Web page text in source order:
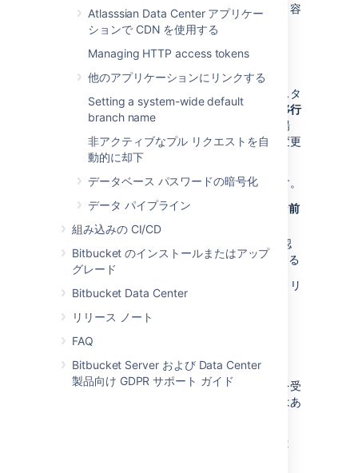
Atlasssian Data Center アプリケー
ションで CDN を使用する
Managing HTTP access tokens
他のアプリケーションにリンクする
Setting a system-wide default
branch name
非アクティブなプル リクエストを自
動的に却下
データベース パスワードの暗号化
データ パイプライン
組み込みの CI/CD
Bitbucket のインストールまたはアップ
グレード
Bitbucket Data Center
リリース ノート
FAQ
Bitbucket Server および Data Center
製品向け GDPR サポート ガイド
し、それを使用して、利用可能なディスク空き容
量を確認できます。
移行前に、移行元インスタンスと宛先先インスタ
ンスの両方でプロジェクト名を確認します。
移行
先インスタンスでプロジェクト名が使用中の場
インポートされるプロジェクトの名前が変更
されます。
これを回避するには、次のいずれかを行います。
すべてのプロジェクト名を確認し、移行前
に名前を変更する
にインポート ジョブの警告を確認
し、プロジェクトの名前を手動で変更する
同じロジックが、個人プロジェクトのリポジトリ
名にも適用されます。
エクスポートに必要な時間
エクスポートに必要な時間は、データ セット、
個別の負荷、およびトラフィックによる影響を受
けるため、この時間を予測する現実的な方法はあ
一部のテストでは 200 GB のエクスポートに 2